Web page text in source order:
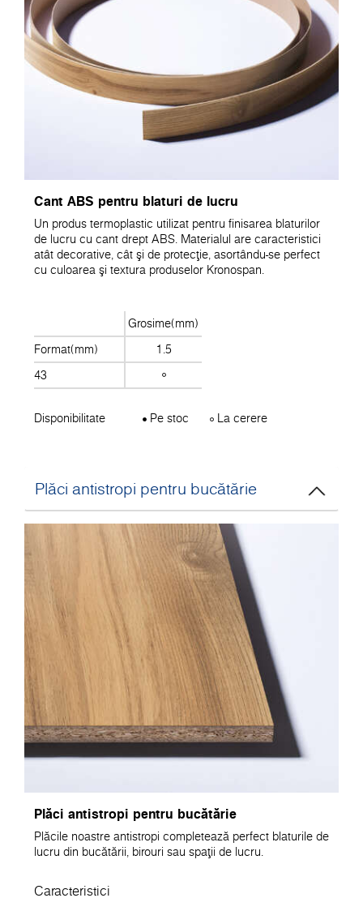
Cant ABS pentru blaturi de lucru
Un produs termoplastic utilizat pentru finisarea blaturilor
de lucru cu cant drept ABS. Materialul are caracteristici
atât decorative, cât şi de protecţie, asortându-se perfect
cu culoarea şi textura produselor Kronospan.
Grosime(mm)
Format(mm)
1.5
43
Disponibilitate Pe stoc La cerere
Plăci antistropi pentru bucătărie
Plăci antistropi pentru bucătărie
Plăcile noastre antistropi completează perfect blaturile de
lucru din bucătării, birouri sau spații de lucru.
Caracteristici